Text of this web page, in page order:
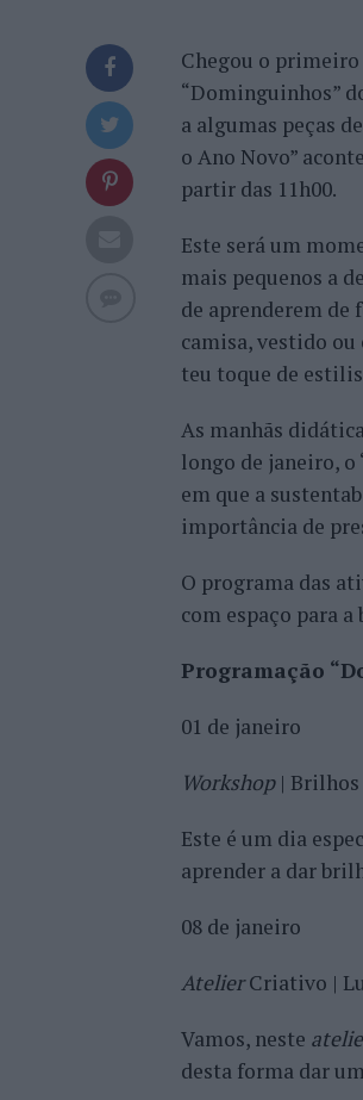
Chegou o primeiro
“Dominguinhos”
a algumas peças
o Ano Novo”
partir das 11h00.
Este será um
mais pequenos a
de aprenderem de
camisa, vestido
teu toque de
As manhãs
longo de janeiro,
em que a
importância de
O programa das
com espaço para
Programação
01 de janeiro
Workshop| Brilhos
Este é um dia
aprender a dar
08 de janeiro
AtelierCriativo |
Vamos, neste
desta forma dar